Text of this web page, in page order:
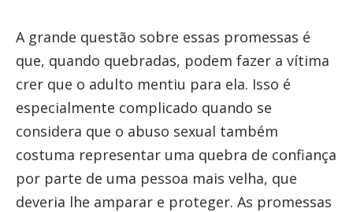
A grande questão sobre essas promessas é
que, quando quebradas, podem fazer a vítima
crer que o adulto mentiu para ela. Isso é
especialmente complicado quando se
considera que o abuso sexual também
costuma representar uma quebra de confiança
por parte de uma pessoa mais velha, que
deveria lhe amparar e proteger. As promessas